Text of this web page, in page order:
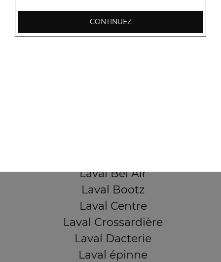
Laval Bel Air
Laval Bootz
Laval Centre
Laval Crossardière
Laval Dacterie
Laval épinne
CONTINUEZ